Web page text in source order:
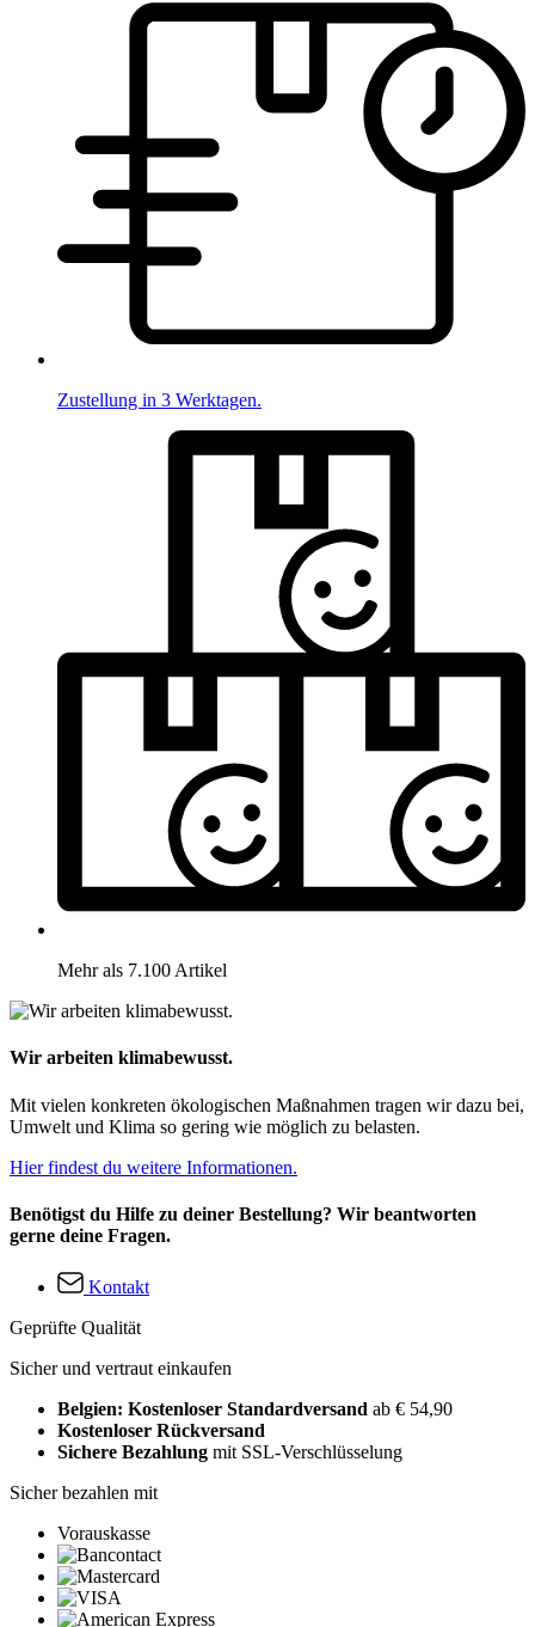
Zustellung in 3 Werktagen.
Mehr als 7.100 Artikel
Wir arbeiten klimabewusst.
Mit vielen konkreten ökologischen Maßnahmen tragen wir dazu bei,
Umwelt und Klima so gering wie möglich zu belasten.
Hier findest du weitere Informationen.
Benötigst du Hilfe zu deiner Bestellung? Wir beantworten
gerne deine Fragen.
Kontakt
Geprüfte Qualität
Sicher und vertraut einkaufen
Belgien: Kostenloser Standardversand ab € 54,90
Kostenloser Rückversand
Sichere Bezahlung mit SSL-Verschlüsselung
Sicher bezahlen mit
Vorauskasse